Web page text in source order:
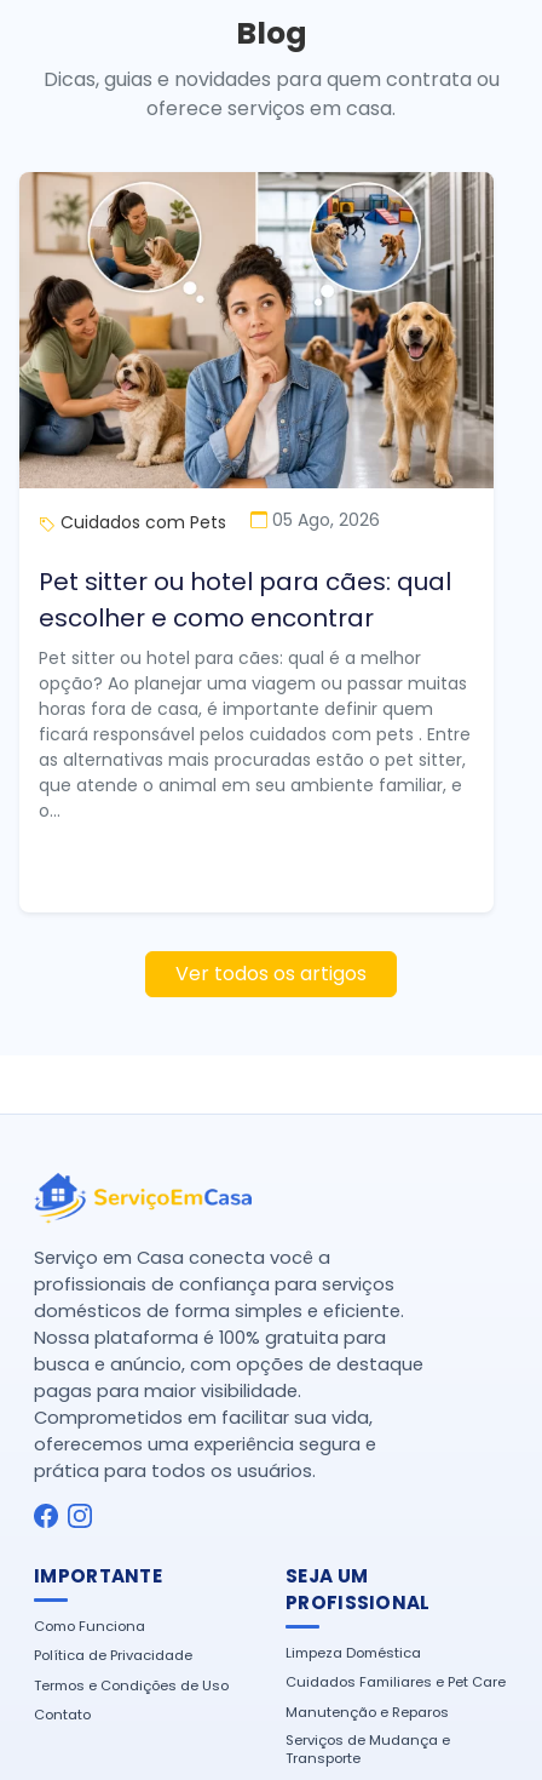
Blog
Dicas, guias e novidades para quem contrata ou
oferece serviços em casa.
Cuidados com Pets 05 Ago, 2026
Pet sitter ou hotel para cães: qual
escolher e como encontrar
Pet sitter ou hotel para cães: qual é a melhor
opção? Ao planejar uma viagem ou passar muitas
horas fora de casa, é importante definir quem
ficará responsável pelos cuidados com pets . Entre
as alternativas mais procuradas estão o pet sitter,
que atende o animal em seu ambiente familiar, e
o...
Ver todos os artigos
Serviço em Casa conecta você a
profissionais de confiança para serviços
domésticos de forma simples e eficiente.
Nossa plataforma é 100% gratuita para
busca e anúncio, com opções de destaque
pagas para maior visibilidade.
Comprometidos em facilitar sua vida,
oferecemos uma experiência segura e
prática para todos os usuários.
IMPORTANTE
Como Funciona
Política de Privacidade
Termos e Condições de Uso
Contato
SEJA UM
PROFISSIONAL
Limpeza Doméstica
Cuidados Familiares e Pet Care
Manutenção e Reparos
Serviços de Mudança e
Transporte